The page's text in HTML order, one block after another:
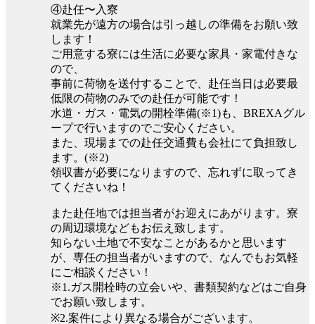
④赴任〜入寮
就業先が遠方の場合は引っ越しの準備をお願い致
します！
ご用意する寮には生活に必要な家具・家電付きな
ので、
事前に荷物を送付することで、赴任当日は必要最
低限の荷物のみでの赴任が可能です！
水道・ガス・電気の開栓準備(※1)も、BREXAグル
ープで行いますのでご安心ください。
また、現場までの赴任交通費も会社にて負担致し
ます。(※2)
領収書が必要になりますので、忘れずに取ってき
てくださいね！
また赴任地では担当者がお迎えにあがります。寮
の周辺環境などもお伝え致します。
知らない土地で不安なことがあるかと思います
が、専任の担当者がいますので、なんでもお気軽
にご相談ください！
※1.ガス開栓時の立会いや、書類契約などはご自身
でお願い致します。
※2.案件により異なる場合がございます。